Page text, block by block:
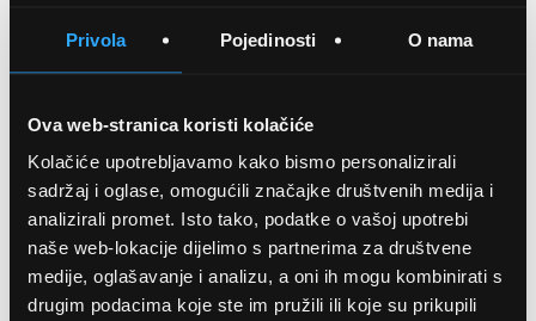
Privola Pojedinosti O nama
Ova web-stranica koristi kolačiće
Kolačiće upotrebljavamo kako bismo personalizirali
sadržaj i oglase, omogućili značajke društvenih medija i
analizirali promet. Isto tako, podatke o vašoj upotrebi
naše web-lokacije dijelimo s partnerima za društvene
medije, oglašavanje i analizu, a oni ih mogu kombinirati s
drugim podacima koje ste im pružili ili koje su prikupili
SUNČANE NAOČALE ALEXANDER
MCQUEEN AM0413 007 99
410,00 EUR
DODAJTE U KOŠARICU